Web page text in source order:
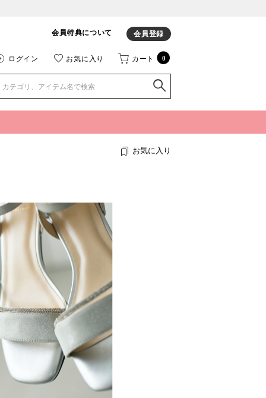
会員特典について 会員登録
ログイン お気に入り カート 0
お気に入り